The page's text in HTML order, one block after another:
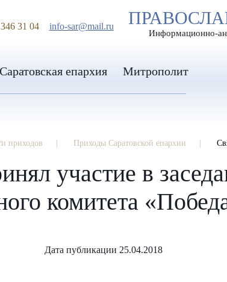
РАЗМЕР ШРИФТА А А
Информационно-
31 04 info-sar@mail.ru
Саратовская епархия Митрополит
приходов Приходы Саратовской епархии
участие в
комитета
Дата публикации 25.04.2018